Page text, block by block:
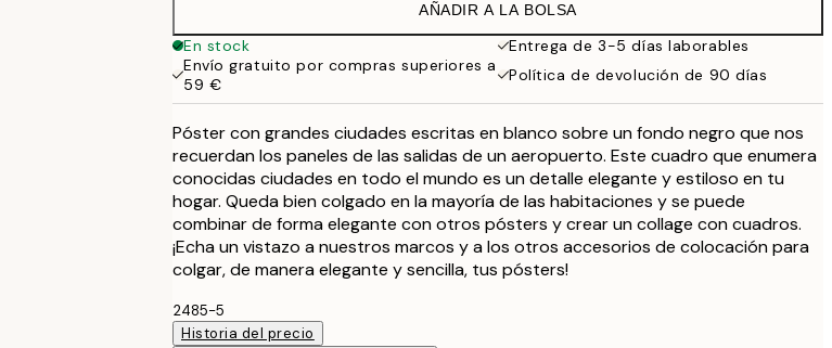
AÑADIR A LA BOLSA
En stock
Entrega de 3-5 días laborables
Envío gratuito por compras superiores a
59 €
Política de devolución de 90 días
Póster con grandes ciudades escritas en blanco sobre un fondo negro que nos
recuerdan los paneles de las salidas de un aeropuerto. Este cuadro que enumera
conocidas ciudades en todo el mundo es un detalle elegante y estiloso en tu
hogar. Queda bien colgado en la mayoría de las habitaciones y se puede
combinar de forma elegante con otros pósters y crear un collage con cuadros.
¡Echa un vistazo a nuestros marcos y a los otros accesorios de colocación para
colgar, de manera elegante y sencilla, tus pósters!
2485-5
Historia del precio